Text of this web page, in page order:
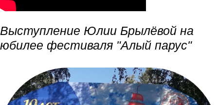
Выступление Юлии Брылёвой на
юбилее фестиваля "Алый парус"